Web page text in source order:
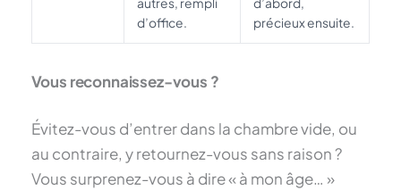
autres, rempli
d’office.
d’abord,
précieux ensuite.
Vous reconnaissez-vous ?
Évitez-vous d’entrer dans la chambre vide, ou
au contraire, y retournez-vous sans raison ?
Vous surprenez-vous à dire « à mon âge… »